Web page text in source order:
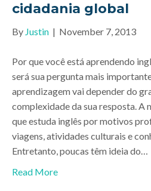
cidadania global
By Justin | November 7, 2013
Por que você está aprendendo
será sua pergunta mais
aprendizagem vai depender do
complexidade da sua resposta. A
que estuda inglês por motivos
viagens, atividades culturais e
Entretanto, poucas têm ideia do…
Read More